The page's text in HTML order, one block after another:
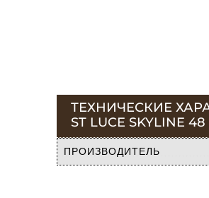
ТЕХНИЧЕСКИЕ
ST LUCE SKYLINE
ПРОИЗВОДИТЕЛЬ